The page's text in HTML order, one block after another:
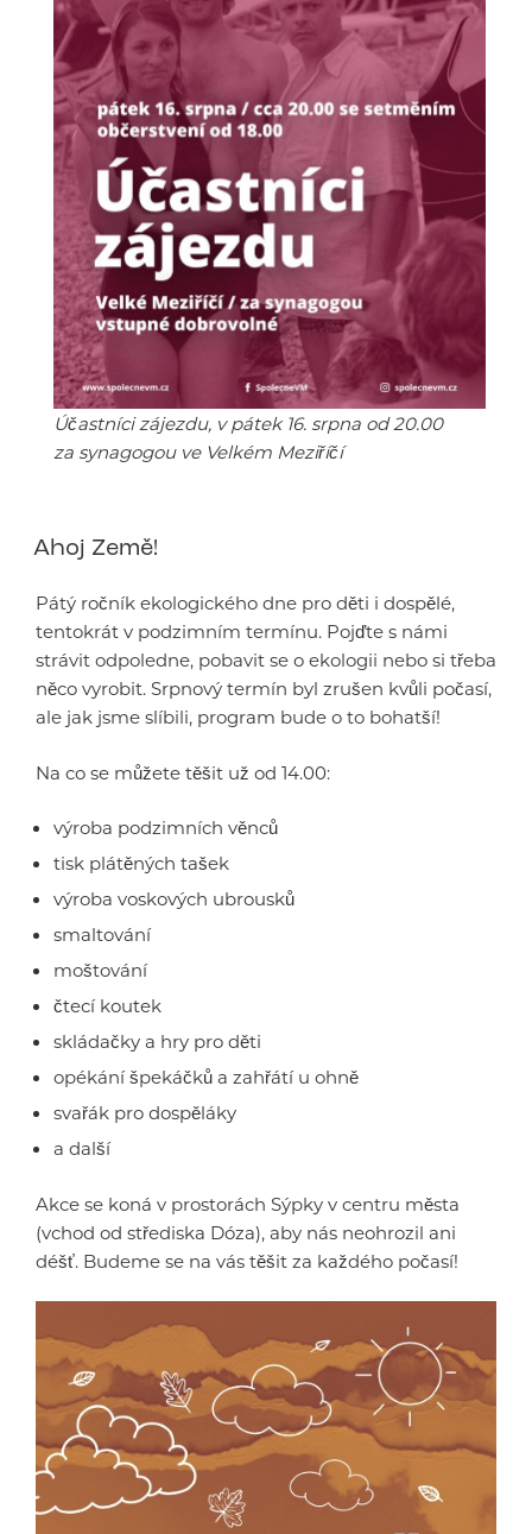
Účastníci zájezdu, v pátek 16. srpna od 20.00
za synagogou ve Velkém Meziříčí
Ahoj Země!
Pátý ročník ekologického dne pro děti i dospělé,
tentokrát v podzimním termínu. Pojďte s námi
strávit odpoledne, pobavit se o ekologii nebo si třeba
něco vyrobit. Srpnový termín byl zrušen kvůli počasí,
ale jak jsme slíbili, program bude o to bohatší!
Na co se můžete těšit už od 14.00:
výroba podzimních věnců
tisk plátěných tašek
výroba voskových ubrousků
smaltování
moštování
čtecí koutek
skládačky a hry pro děti
opékání špekáčků a zahřátí u ohně
svařák pro dospěláky
a další
Akce se koná v prostorách Sýpky v centru města
(vchod od střediska Dóza), aby nás neohrozil ani
déšť. Budeme se na vás těšit za každého počasí!